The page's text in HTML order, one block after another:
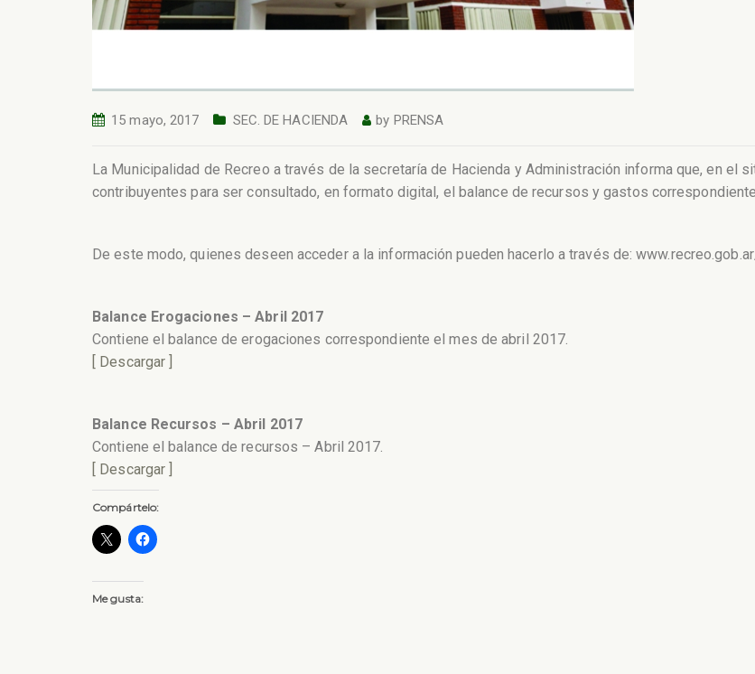
15 mayo, 2017 SEC. DE HACIENDA by PRENSA
La Municipalidad de Recreo a través de la secretaría de Hacienda y Administración informa que, en
contribuyentes para ser consultado, en formato digital, el balance de recursos y gastos
De este modo, quienes deseen acceder a la información pueden hacerlo a través de:
Balance Erogaciones – Abril 2017
Contiene el balance de erogaciones correspondiente el mes de abril 2017.
[ Descargar ]
Balance Recursos – Abril 2017
Contiene el balance de recursos – Abril 2017.
[ Descargar ]
Compártelo:
Me gusta: